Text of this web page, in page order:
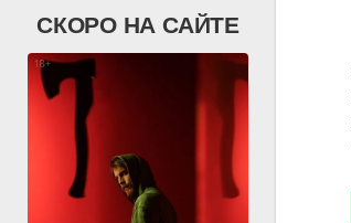
СКОРО НА САЙТЕ